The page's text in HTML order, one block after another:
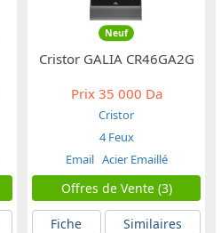
Neuf
Cristor GALIA CR46GA2G
Prix35 000 Da
Cristor
4 Feux
Email Acier Emaillé
Offres de Vente (3)
Fiche
Similaires